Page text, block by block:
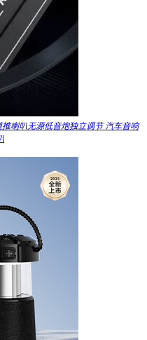
喇叭无源低音炮独立调节 汽车音响